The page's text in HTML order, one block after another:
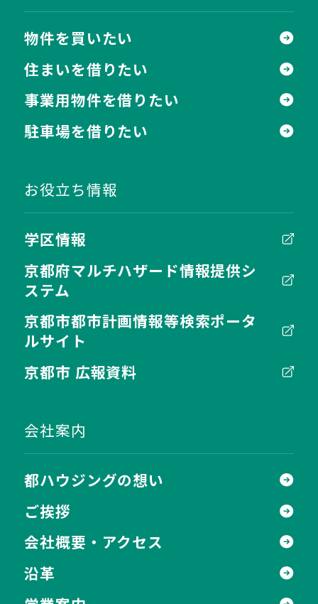
物件を買いたい
住まいを借りたい
事業用物件を借りたい
駐車場を借りたい
お役立ち情報
学区情報
京都府マルチハザード情報提供シ
ステム
京都市都市計画情報等検索ポータ
ルサイト
京都市 広報資料
会社案内
都ハウジングの想い
ご挨拶
会社概要・アクセス
沿革